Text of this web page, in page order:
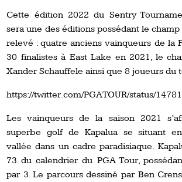
Cette édition 2022 du Sentry
sera une des éditions possédant le
relevé : quatre anciens vainqueurs de la
30 finalistes à East Lake en 2021, le
Xander Schauffele ainsi que 8 joueurs du
https://twitter.com/PGATOUR/status/
Les vainqueurs de la saison 2021
superbe golf de Kapalua se situant
vallée dans un cadre paradisiaque.
73 du calendrier du PGA Tour,
par 3. Le parcours dessiné par Ben